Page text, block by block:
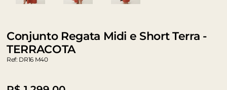
Conjunto Regata Midi e Short Terra -
TERRACOTA
Ref: DR16 M40